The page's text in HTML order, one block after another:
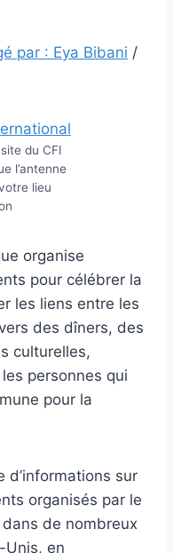
par : Eya Bibani /
du CFI
l’antenne
lieu
organise
pour célébrer la
les liens entre les
des dîners, des
culturelles,
personnes qui
pour la
d’informations sur
organisés par le
de nombreux
Unis, en